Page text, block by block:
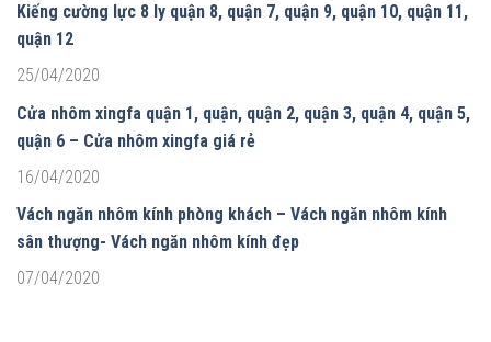
Kiếng cường lực 8 ly quận 8, quận 7, quận 9, quận 10, quận 11,
quận 12
25/04/2020
Cửa nhôm xingfa quận 1, quận, quận 2, quận 3, quận 4, quận 5,
quận 6 – Cửa nhôm xingfa giá rẻ
16/04/2020
Vách ngăn nhôm kính phòng khách – Vách ngăn nhôm kính
sân thượng- Vách ngăn nhôm kính đẹp
07/04/2020